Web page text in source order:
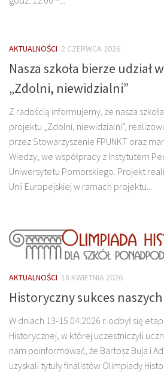
AKTUALNOŚCI 2 CZERWCA 2026
Nasza szkoła bierze udział
„Zdolni, niewidzialni”
Z radością informujemy, że nasza
projektu „Zdolni, niewidzialni”,
przez Stowarzyszenie FPUNKT oraz
Wiedzy, we współpracy z Instytutem
Uniwersytetu Pomorskiego. Projekt
Unii Europejskiej w ramach projektu...
AKTUALNOŚCI 18 KWIETNIA 2026
Historyczny sukces
W dniach 13-15.04.2026 r. odbył się
Historycznej, w której uczestniczyli
nam poinformować, że Bartosz Buja i
uzyskali tytuły finalistów Olimpiady